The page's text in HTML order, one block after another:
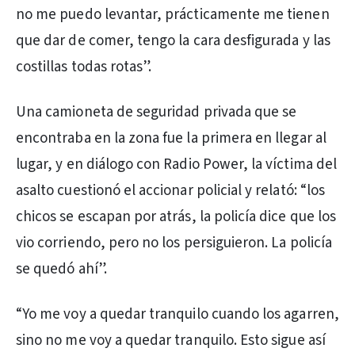
no me puedo levantar, prácticamente me tienen
que dar de comer, tengo la cara desfigurada y las
costillas todas rotas”.
Una camioneta de seguridad privada que se
encontraba en la zona fue la primera en llegar al
lugar, y en diálogo con Radio Power, la víctima del
asalto cuestionó el accionar policial y relató: “los
chicos se escapan por atrás, la policía dice que los
vio corriendo, pero no los persiguieron. La policía
se quedó ahí”.
“Yo me voy a quedar tranquilo cuando los agarren,
sino no me voy a quedar tranquilo. Esto sigue así